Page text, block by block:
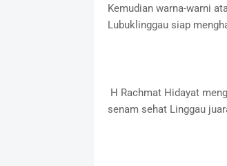
Kemudian warna-warni
Lubuklinggau siap
H Rachmat Hidayat
senam sehat Linggau